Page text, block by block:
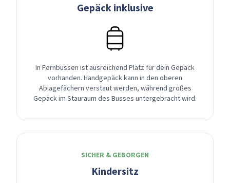
Gepäck inklusive
In Fernbussen ist ausreichend Platz für dein Gepäck
vorhanden. Handgepäck kann in den oberen
Ablagefächern verstaut werden, während großes
Gepäck im Stauraum des Busses untergebracht wird.
SICHER & GEBORGEN
Kindersitz